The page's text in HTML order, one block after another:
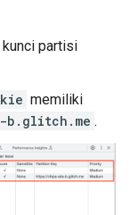
partisi
memiliki
.